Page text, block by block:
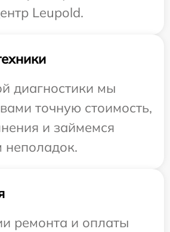
Leupold.
диагностики мы
точную стоимость,
и займемся
неполадок.
ремонта и оплаты